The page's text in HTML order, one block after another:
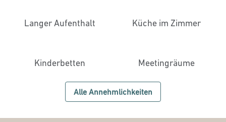
Langer Aufenthalt Küche im Zimmer
Kinderbetten Meeting­räume
Alle Annehmlichkeiten